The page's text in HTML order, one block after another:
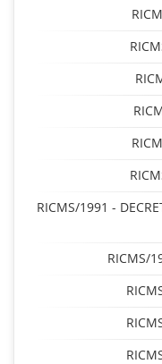
RICMS/1991 -
RICMS/